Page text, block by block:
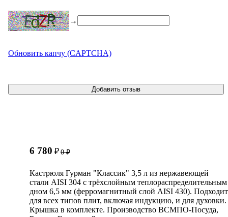
→
Обновить капчу (CAPTCHA)
6 780 ₽ 0 ₽
Кастрюля Гурман "Классик" 3,5 л из нержавеющей
стали AISI 304 с трёхслойным теплораспределительным
дном 6,5 мм (ферромагнитный слой AISI 430). Подходит
для всех типов плит, включая индукцию, и для духовки.
Крышка в комплекте. Производство ВСМПО-Посуда,